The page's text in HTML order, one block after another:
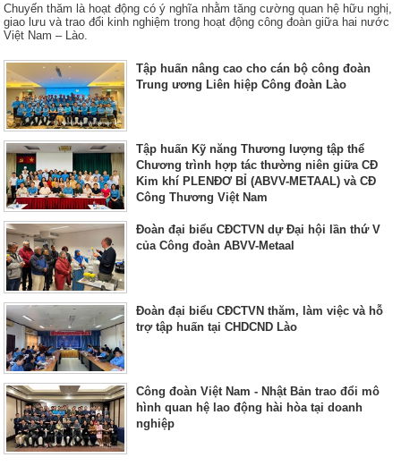
Chuyến thăm là hoạt động có ý nghĩa nhằm tăng cường quan hệ hữu nghị,
giao lưu và trao đổi kinh nghiệm trong hoạt động công đoàn giữa hai nước
Việt Nam – Lào.
Tập huấn nâng cao cho cán bộ công đoàn
Trung ương Liên hiệp Công đoàn Lào
Tập huấn Kỹ năng Thương lượng tập thể
Chương trình hợp tác thường niên giữa CĐ
Kim khí PLENĐƠ BỈ (ABVV-METAAL) và CĐ
Công Thương Việt Nam
Đoàn đại biểu CĐCTVN dự Đại hội lần thứ V
của Công đoàn ABVV-Metaal
Đoàn đại biểu CĐCTVN thăm, làm việc và hỗ
trợ tập huấn tại CHDCND Lào
Công đoàn Việt Nam - Nhật Bản trao đổi mô
hình quan hệ lao động hài hòa tại doanh
nghiệp